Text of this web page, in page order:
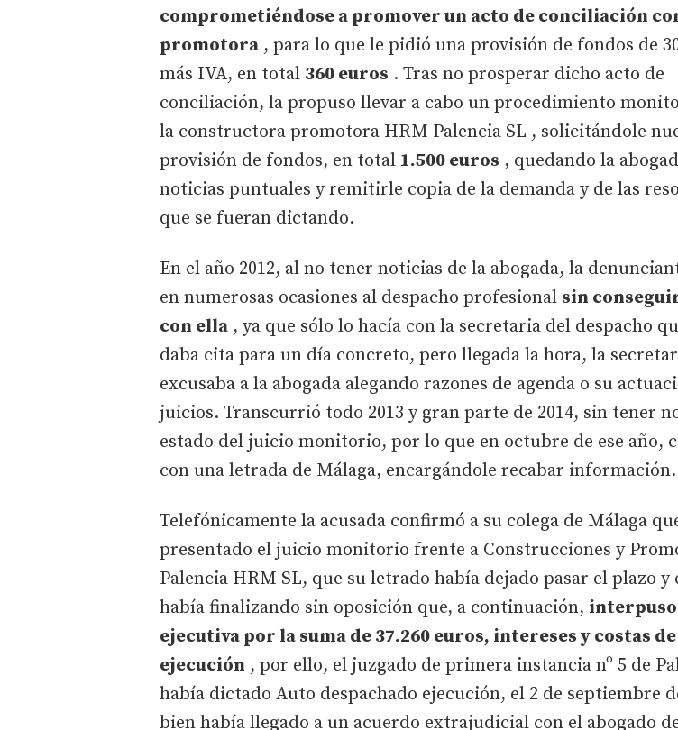
comprometiéndose a promover un acto de conciliación
promotora , para lo que le pidió una provisión de fondos de
más IVA, en total 360 euros . Tras no prosperar dicho acto de
conciliación, la propuso llevar a cabo un procedimiento
la constructora promotora HRM Palencia SL , solicitándole
provisión de fondos, en total 1.500 euros , quedando la
noticias puntuales y remitirle copia de la demanda y de las
que se fueran dictando.
En el año 2012, al no tener noticias de la abogada, la
en numerosas ocasiones al despacho profesional sin
con ella , ya que sólo lo hacía con la secretaria del despacho
daba cita para un día concreto, pero llegada la hora, la
excusaba a la abogada alegando razones de agenda o su
juicios. Transcurrió todo 2013 y gran parte de 2014, sin tener
estado del juicio monitorio, por lo que en octubre de ese año,
con una letrada de Málaga, encargándole recabar información.
Telefónicamente la acusada confirmó a su colega de Málaga
presentado el juicio monitorio frente a Construcciones y
Palencia HRM SL, que su letrado había dejado pasar el plazo y
había finalizando sin oposición que, a continuación,
ejecutiva por la suma de 37.260 euros, intereses y costas
ejecución , por ello, el juzgado de primera instancia nº 5 de
había dictado Auto despachado ejecución, el 2 de septiembre
bien había llegado a un acuerdo extrajudicial con el abogado